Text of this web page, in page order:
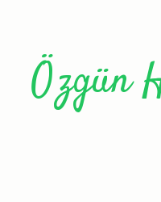
Özgün